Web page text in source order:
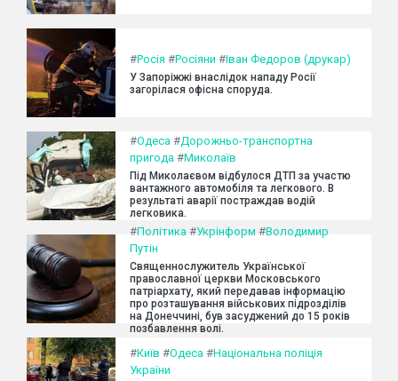
#Росія #Росіяни #Іван Федоров (друкар)
У Запоріжжі внаслідок нападу Росії
загорілася офісна споруда.
#Одеса #Дорожньо-транспортна
пригода #Миколаїв
Під Миколаєвом відбулося ДТП за участю
вантажного автомобіля та легкового. В
результаті аварії постраждав водій
легковика.
#Політика #Укрінформ #Володимир
Путін
Священнослужитель Української
православної церкви Московського
патріархату, який передавав інформацію
про розташування військових підрозділів
на Донеччині, був засуджений до 15 років
позбавлення волі.
#Київ #Одеса #Національна поліція
України